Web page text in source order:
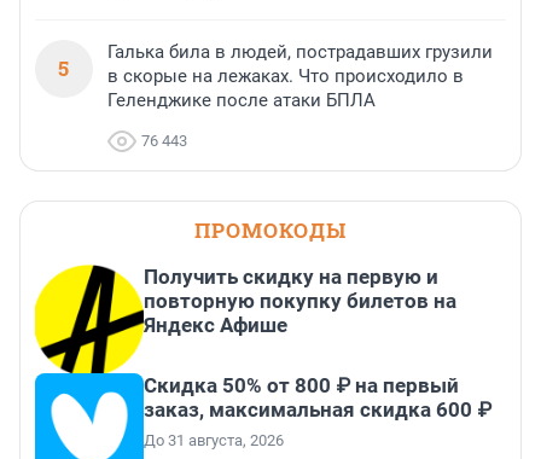
5
Галька била в людей, пострадавших грузили
в скорые на лежаках. Что происходило в
Геленджике после атаки БПЛА
76 443
ПРОМОКОДЫ
Получить скидку на первую и
повторную покупку билетов на
Яндекс Афише
Скидка 50% от 800 ₽ на первый
заказ, максимальная скидка 600 ₽
До 31 августа, 2026